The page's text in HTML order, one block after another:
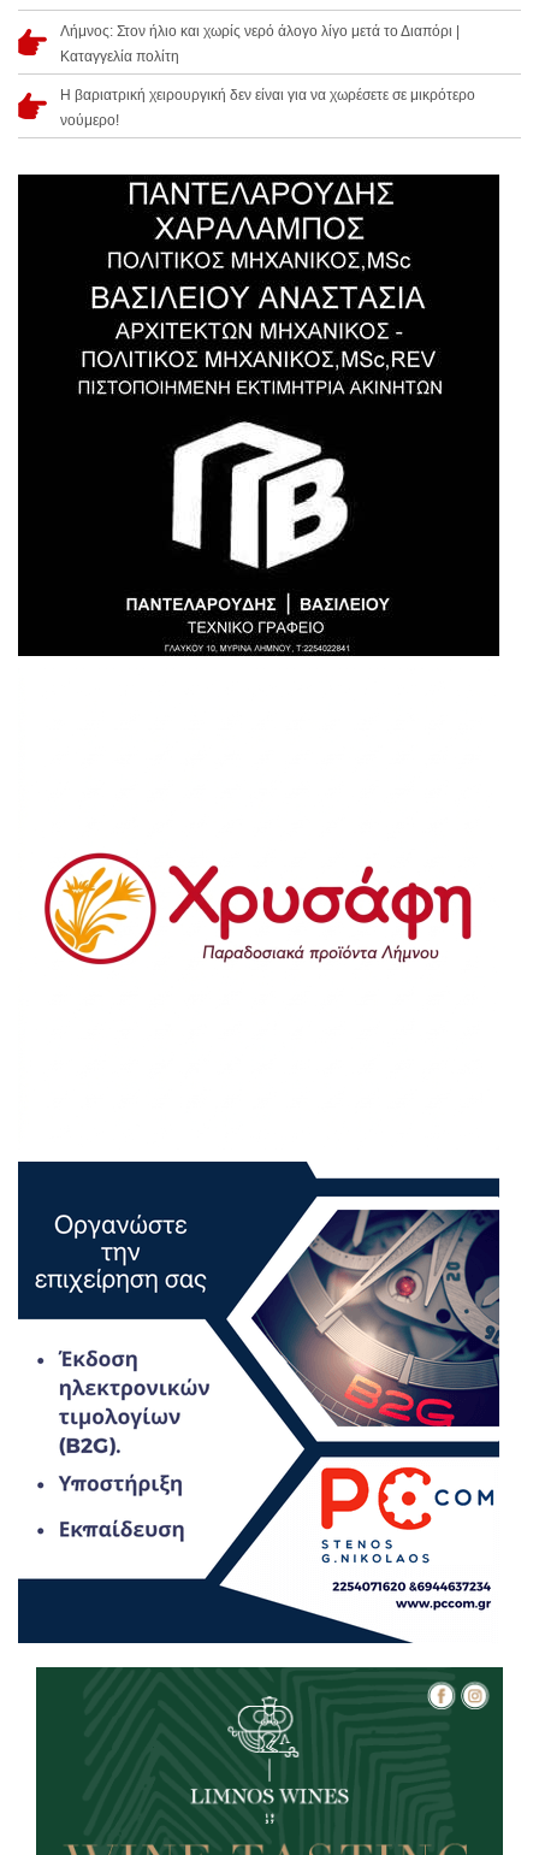
Λήμνος: Στον ήλιο και χωρίς νερό άλογο λίγο μετά το Διαπόρι |
Καταγγελία πολίτη
Η βαριατρική χειρουργική δεν είναι για να χωρέσετε σε μικρότερο
νούμερο!